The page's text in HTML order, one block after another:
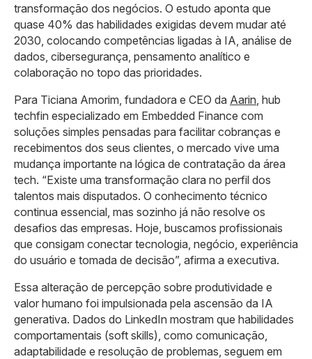
transformação dos negócios. O estudo aponta que
quase 40% das habilidades exigidas devem mudar até
2030, colocando competências ligadas à IA, análise de
dados, cibersegurança, pensamento analítico e
colaboração no topo das prioridades.
Para Ticiana Amorim, fundadora e CEO da Aarin , hub
techfin especializado em Embedded Finance com
soluções simples pensadas para facilitar cobranças e
recebimentos dos seus clientes, o mercado vive uma
mudança importante na lógica de contratação da área
tech. “Existe uma transformação clara no perfil dos
talentos mais disputados. O conhecimento técnico
continua essencial, mas sozinho já não resolve os
desafios das empresas. Hoje, buscamos profissionais
que consigam conectar tecnologia, negócio, experiência
do usuário e tomada de decisão”, afirma a executiva.
Essa alteração de percepção sobre produtividade e
valor humano foi impulsionada pela ascensão da IA
generativa. Dados do LinkedIn mostram que habilidades
comportamentais (soft skills), como comunicação,
adaptabilidade e resolução de problemas, seguem em